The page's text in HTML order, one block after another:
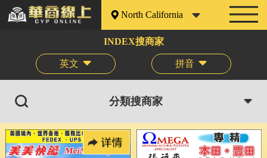
North California
INDEX搜商家
英文 拼音
分類搜商家